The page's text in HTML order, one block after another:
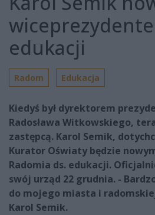
edukacji
Radom Edukacja
Kiedyś był dyrektorem
Radosława Witkowskiego,
zastępcą. Karol Semik,
Kurator Oświaty będzie
Radomia ds. edukacji.
swój urząd 22 grudnia. -
do mojego miasta i
Karol Semik.